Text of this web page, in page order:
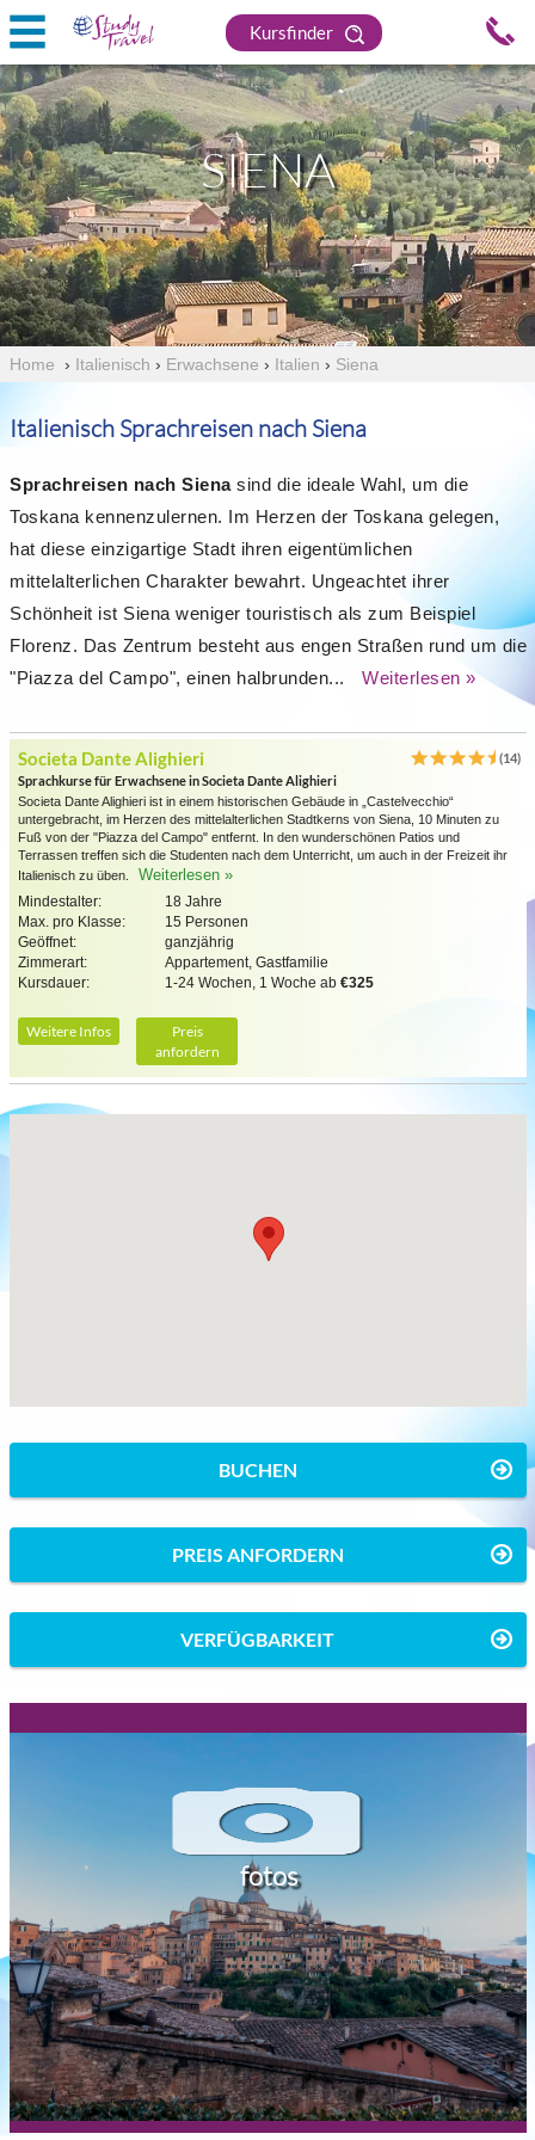
Kursfinder
SIENA
Home › Italienisch › Erwachsene › Italien › Siena
Italienisch Sprachreisen nach Siena
Sprachreisen nach Sienasind die ideale Wahl, um die
Toskana kennenzulernen. Im Herzen der Toskana gelegen,
hat diese einzigartige Stadt ihren eigentümlichen
mittelalterlichen Charakter bewahrt. Ungeachtet ihrer
Schönheit ist Siena weniger touristisch als zum Beispiel
Florenz. Das Zentrum besteht aus engen Straßen rund um die
"Piazza del Campo", einen halbrunden...
Weiterlesen »
Societa Dante Alighieri
(14)
Sprachkurse für Erwachsene in Societa Dante Alighieri
Societa Dante Alighieri ist in einem historischen Gebäude in „Castelvecchio“
untergebracht, im Herzen des mittelalterlichen Stadtkerns von Siena, 10 Minuten zu
Fuß von der "Piazza del Campo" entfernt. In den wunderschönen Patios und
Terrassen treffen sich die Studenten nach dem Unterricht, um auch in der Freizeit ihr
Italienisch zu üben.
Weiterlesen »
Mindestalter:
18 Jahre
Max. pro Klasse:
15 Personen
Geöffnet:
ganzjährig
Zimmerart:
Appartement, Gastfamilie
Kursdauer:
1-24 Wochen, 1 Woche ab €325
Weitere Infos
Preis
anfordern
BUCHEN
PREIS ANFORDERN
VERFÜGBARKEIT
fotos